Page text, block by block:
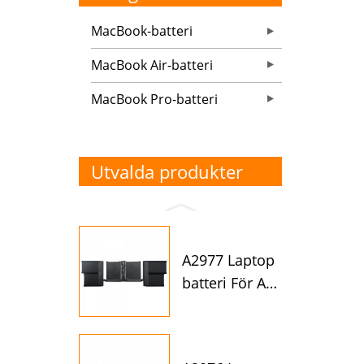
MacBook-batteri
MacBook Air-batteri
MacBook Pro-batteri
Utvalda produkter
A2977 Laptop
batteri För A